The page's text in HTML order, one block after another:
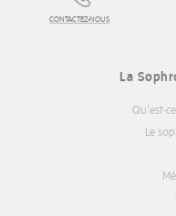
CONTACTEZ-NOUS
La
Qu’est-
Le